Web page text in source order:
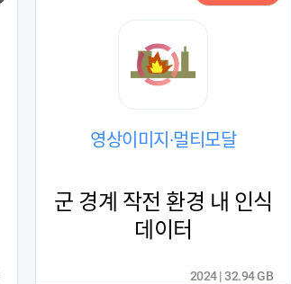
영상이미지·멀티모달
군 경계 작전 환경 내 인식
데이터
2024 | 32.94 GB